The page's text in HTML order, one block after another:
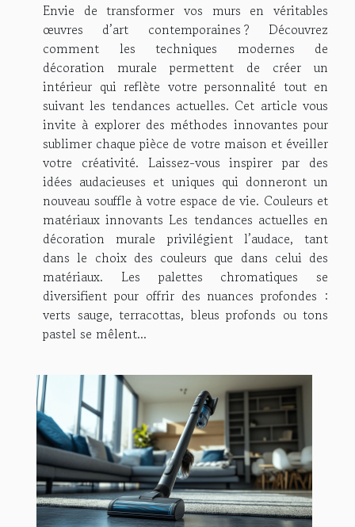
Envie de transformer vos murs en véritables
œuvres d’art contemporaines ? Découvrez
comment les techniques modernes de
décoration murale permettent de créer un
intérieur qui reflète votre personnalité tout en
suivant les tendances actuelles. Cet article vous
invite à explorer des méthodes innovantes pour
sublimer chaque pièce de votre maison et éveiller
votre créativité. Laissez-vous inspirer par des
idées audacieuses et uniques qui donneront un
nouveau souffle à votre espace de vie. Couleurs et
matériaux innovants Les tendances actuelles en
décoration murale privilégient l’audace, tant
dans le choix des couleurs que dans celui des
matériaux. Les palettes chromatiques se
diversifient pour offrir des nuances profondes :
verts sauge, terracottas, bleus profonds ou tons
pastel se mêlent...